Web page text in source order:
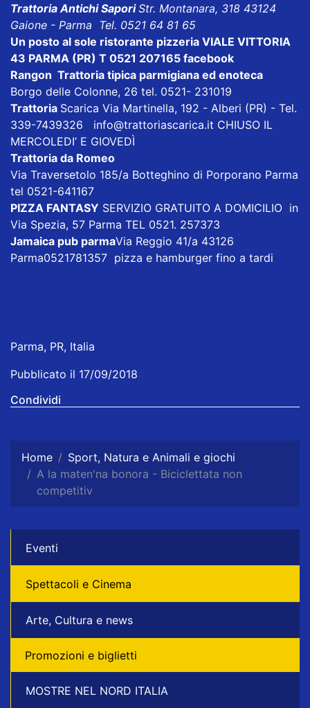
Trattoria Antichi SaporiStr. Montanara, 318 43124
Gaione - Parma Tel. 0521 64 81 65
Un posto al sole ristorante pizzeria VIALE VITTORIA
43 PARMA (PR) T 0521 207165 facebook
Rangon Trattoria tipica parmigiana ed enoteca
Borgo delle Colonne, 26 tel. 0521- 231019
Trattoria Scarica Via Martinella, 192 - Alberi (PR) - Tel.
339-7439326 info@trattoriascarica.it CHIUSO IL
MERCOLEDI’ E GIOVEDÌ
Trattoria da Romeo
Via Traversetolo 185/a Botteghino di Porporano Parma
tel 0521-641167
PIZZA FANTASY SERVIZIO GRATUITO A DOMICILIO in
Via Spezia, 57 Parma TEL 0521. 257373
Jamaica pub parmaVia Reggio 41/a 43126
Parma0521781357 pizza e hamburger fino a tardi
Parma, PR, Italia
Pubblicato il 17/09/2018
Condividi
Home
Sport, Natura e Animali e giochi
A la maten'na bonora - Biciclettata non
competitiv
Eventi
Spettacoli e Cinema
Arte, Cultura e news
Promozioni e biglietti
MOSTRE NEL NORD ITALIA